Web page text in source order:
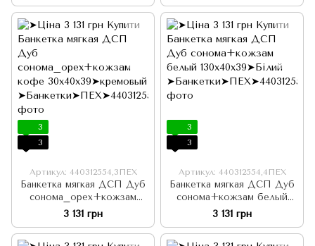
3
3
Артикул: 440312554,3ПЕХ
Банкетка мягкая ДСП Дуб
сонома_орех+кожзам
кофе 30х40х39
3 131 грн
3
3
Артикул: 440312554,4ПЕХ
Банкетка мягкая ДСП Дуб
сонома+кожзам белый
130х40х39
3 131 грн